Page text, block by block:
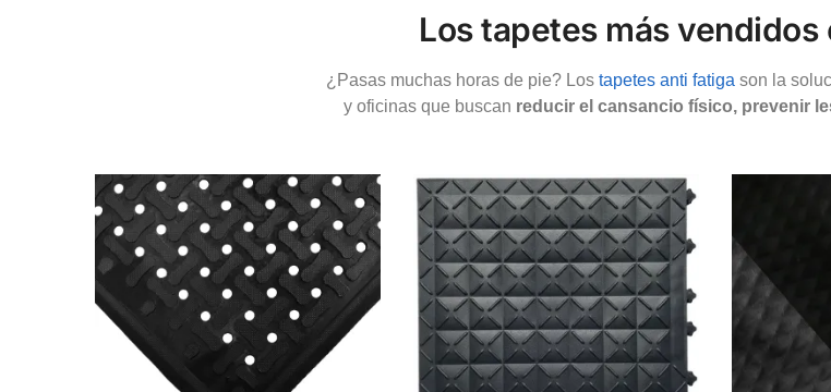
Los tapetes más
¿Pasas muchas horas de pie? Los tapetes anti fatiga son la
y oficinas que buscan reducir el cansancio físico, prevenir